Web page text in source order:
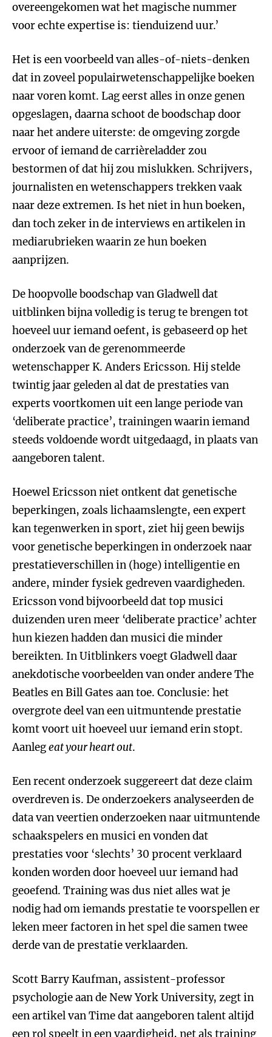
overeengekomen wat het magische nummer
voor echte expertise is: tienduizend uur.’
Het is een voorbeeld van alles-of-niets-denken
dat in zoveel populairwetenschappelijke boeken
naar voren komt. Lag eerst alles in onze genen
opgeslagen, daarna schoot de boodschap door
naar het andere uiterste: de omgeving zorgde
ervoor of iemand de carrièreladder zou
bestormen of dat hij zou mislukken. Schrijvers,
journalisten en wetenschappers trekken vaak
naar deze extremen. Is het niet in hun boeken,
dan toch zeker in de interviews en artikelen in
mediarubrieken waarin ze hun boeken
aanprijzen.
De hoopvolle boodschap van Gladwell dat
uitblinken bijna volledig is terug te brengen tot
hoeveel uur iemand oefent, is gebaseerd op het
onderzoek van de gerenommeerde
wetenschapper K. Anders Ericsson. Hij stelde
twintig jaar geleden al dat de prestaties van
experts voortkomen uit een lange periode van
‘deliberate practice’, trainingen waarin iemand
steeds voldoende wordt uitgedaagd, in plaats van
aangeboren talent.
Hoewel Ericsson niet ontkent dat genetische
beperkingen, zoals lichaamslengte, een expert
kan tegenwerken in sport, ziet hij geen bewijs
voor genetische beperkingen in onderzoek naar
prestatieverschillen in (hoge) intelligentie en
andere, minder fysiek gedreven vaardigheden.
Ericsson vond bijvoorbeeld dat top musici
duizenden uren meer ‘deliberate practice’ achter
hun kiezen hadden dan musici die minder
bereikten. In Uitblinkers voegt Gladwell daar
anekdotische voorbeelden van onder andere The
Beatles en Bill Gates aan toe. Conclusie: het
overgrote deel van een uitmuntende prestatie
komt voort uit hoeveel uur iemand erin stopt.
Aanlegeat your heart out.
Een recent onderzoek suggereert dat deze claim
overdreven is. De onderzoekers analyseerden de
data van veertien onderzoeken naar uitmuntende
schaakspelers en musici en vonden dat
prestaties voor ‘slechts’ 30 procent verklaard
konden worden door hoeveel uur iemand had
geoefend. Training was dus niet alles wat je
nodig had om iemands prestatie te voorspellen er
leken meer factoren in het spel die samen twee
derde van de prestatie verklaarden.
Scott Barry Kaufman, assistent-professor
psychologie aan de New York University, zegt in
een artikel van Time dat aangeboren talent altijd
een rol speelt in een vaardigheid, net als training